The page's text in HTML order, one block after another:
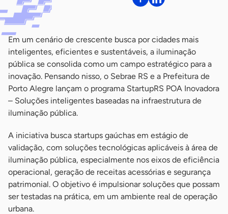
Em um cenário de crescente busca por cidades mais
inteligentes, eficientes e sustentáveis, a iluminação
pública se consolida como um campo estratégico para a
inovação. Pensando nisso, o Sebrae RS e a Prefeitura de
Porto Alegre lançam o programa StartupRS POA Inovadora
– Soluções inteligentes baseadas na infraestrutura de
iluminação pública.
A iniciativa busca startups gaúchas em estágio de
validação, com soluções tecnológicas aplicáveis à área de
iluminação pública, especialmente nos eixos de eficiência
operacional, geração de receitas acessórias e segurança
patrimonial. O objetivo é impulsionar soluções que possam
ser testadas na prática, em um ambiente real de operação
urbana.